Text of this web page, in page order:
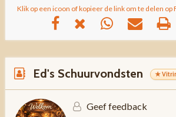
Klik op een icoon of kopieer de link om te delen op
Ed's Schuurvondsten ★
Geef feedback